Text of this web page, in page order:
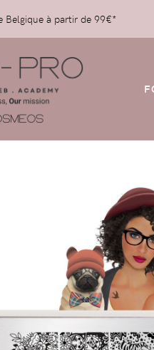
Belgique à partir de 99€*